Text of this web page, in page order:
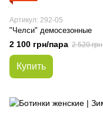
Артикул: 292-05
"Челси" демосезонные
2 100 грн/пара 2 520 грн
Купить